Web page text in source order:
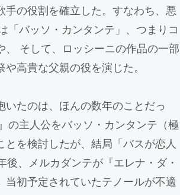
手の役割を確立した。すなわち、悪
「バッソ・カンタンテ」、つまりコ
、 そして、ロッシーニの作品の一部
高貴な父親の役を演じた。
たのは、ほんの数年のことだっ
の主人公をバッソ・カンタンテ（極
を検討したが、結局「バスが恋人
、メルカダンテが『エレナ・ダ・
初予定されていたテノールが不適